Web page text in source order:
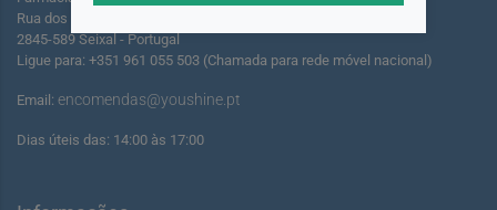
Rua dos Foros Amora 220 A-B
2845-589 Seixal - Portugal
Ligue para: +351 961 055 503 (Chamada para rede móvel nacional)
Email: encomendas@youshine.pt
Dias úteis das: 14:00 às 17:00